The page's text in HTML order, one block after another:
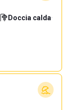
Doccia calda·